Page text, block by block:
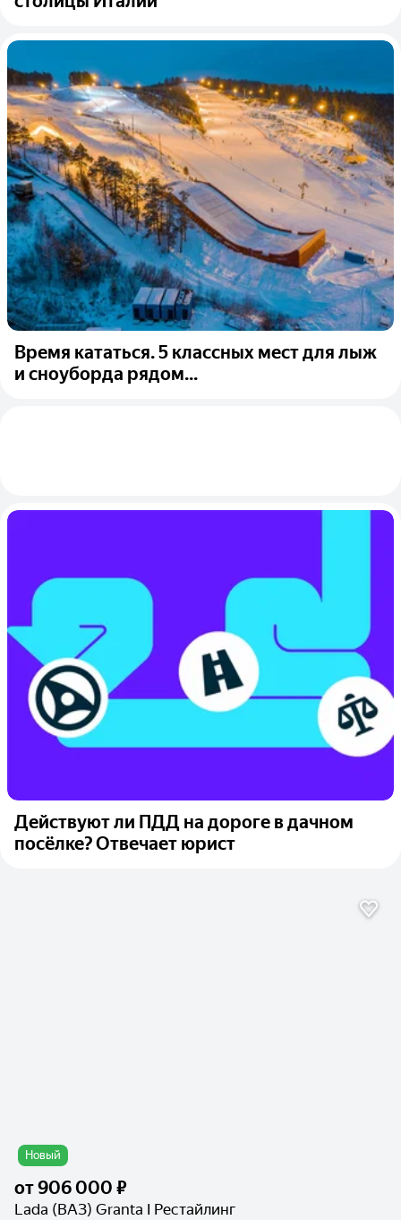
Время кататься. 5 классных мест для лыж
и сноуборда рядом...
Действуют ли ПДД на дороге в дачном
посёлке? Отвечает юрист
Новый
от906 000 ₽
Lada (ВАЗ) Granta I Рестайлинг